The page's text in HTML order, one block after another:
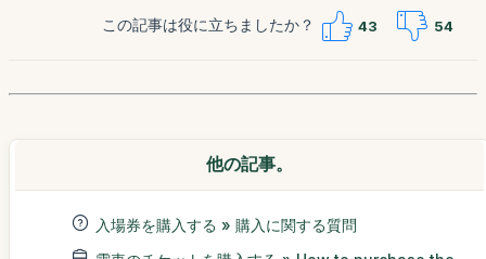
この記事は役に立ちましたか？ 43 54
他の記事。
入場券を購入する » 購入に関する質問